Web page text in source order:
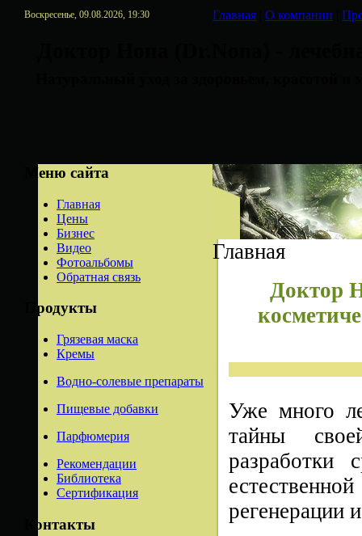
Воскресенье, 09.08.2026, 19:30 Главная О компании
Меню сайта
Главная
Цены
Бизнес
Видео
Фотоальбомы
Обратная связь
Продукты
Грязевая маска
Кремы
Водно-солевые препараты
Пищевые добавки
Парфюмерия
Рекомендации
Библиотека
Сертификация
Контакты
Главная
Доктор
Уже много
тайны
разработки
регенерации